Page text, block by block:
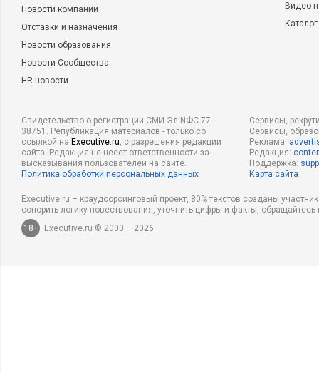
Новости компаний
Отставки и назначения
Новости образования
Новости Сообщества
HR-новости
Видео
Свидетельство о регистрации СМИ Эл NФС 77-
38751. Републикация материалов - только со
ссылкой на Executive.ru, с разрешения редакции
сайта. Редакция не несет ответственности за
высказывания пользователей на сайте.
Политика обработки персональных данных
Сервисы,
Сервисы,
Реклама:
Редакция:
Поддержка:
Карта сайта
Executive.ru – краудсорсинговый проект, 80% текстов созданы
оспорить логику повествования, уточнить цифры и факты,
18+
Executive.ru © 2000 – 2026.